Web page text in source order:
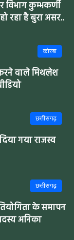
कुम्भकर्णी
रहा है बुरा असर..
कोरबा
वाले मिथलेश
छत्तीसगढ़
गया राजस्व
छत्तीसगढ़
के समापन
अनिका